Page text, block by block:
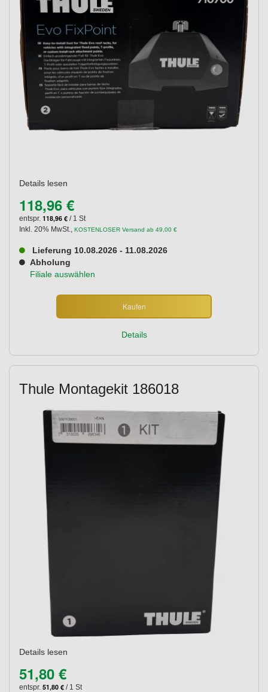
Details lesen
118,96 €
entspr. 118,96 € / 1 St
Inkl. 20% MwSt., KOSTENLOSER Versand ab 49,00 €
Lieferung 10.08.2026 - 11.08.2026
Abholung
Filiale auswählen
Kaufen
Details
Thule Montagekit 186018
Details lesen
51,80 €
entspr. 51,80 € / 1 St